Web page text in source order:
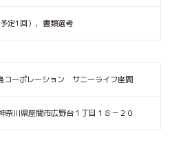
定1回），書類選考
ーポレーション サニーライフ座間
川県座間市広野台１丁目１８－２０